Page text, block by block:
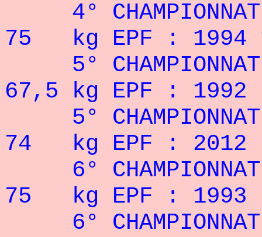
4°
75 kg EPF : 1994
5°
67,5 kg EPF : 1992
5°
74 kg EPF : 2012
6°
75 kg EPF : 1993
6°